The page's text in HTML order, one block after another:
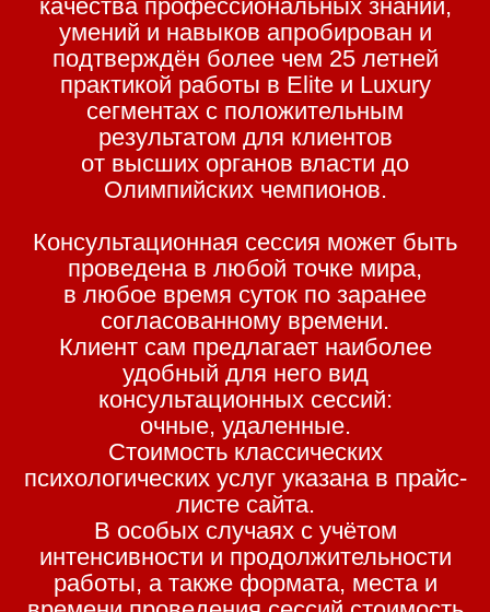
качества профессиональных знаний,
умений и навыков апробирован и
подтверждён более чем 25 летней
практикой работы в Elite и Luxury
сегментах с положительным
результатом для клиентов
от высших органов власти до
Олимпийских чемпионов.
Консультационная сессия может быть
проведена в любой точке мира,
в любое время суток по заранее
согласованному времени.
Клиент сам предлагает наиболее
удобный для него вид
консультационных сессий:
очные, удаленные.
Стоимость классических
психологических услуг указана в прайс-
листе сайта.
В особых случаях с учётом
интенсивности и продолжительности
работы, а также формата, места и